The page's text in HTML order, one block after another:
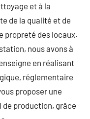
et à la
de la qualité et de
propreté des locaux.
nous avons à
en réalisant
réglementaire
proposer une
de production, grâce